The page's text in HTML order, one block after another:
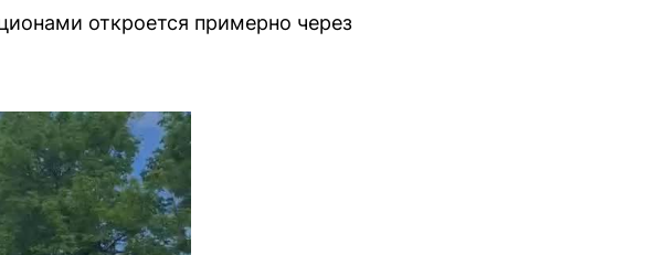
откроется примерно через